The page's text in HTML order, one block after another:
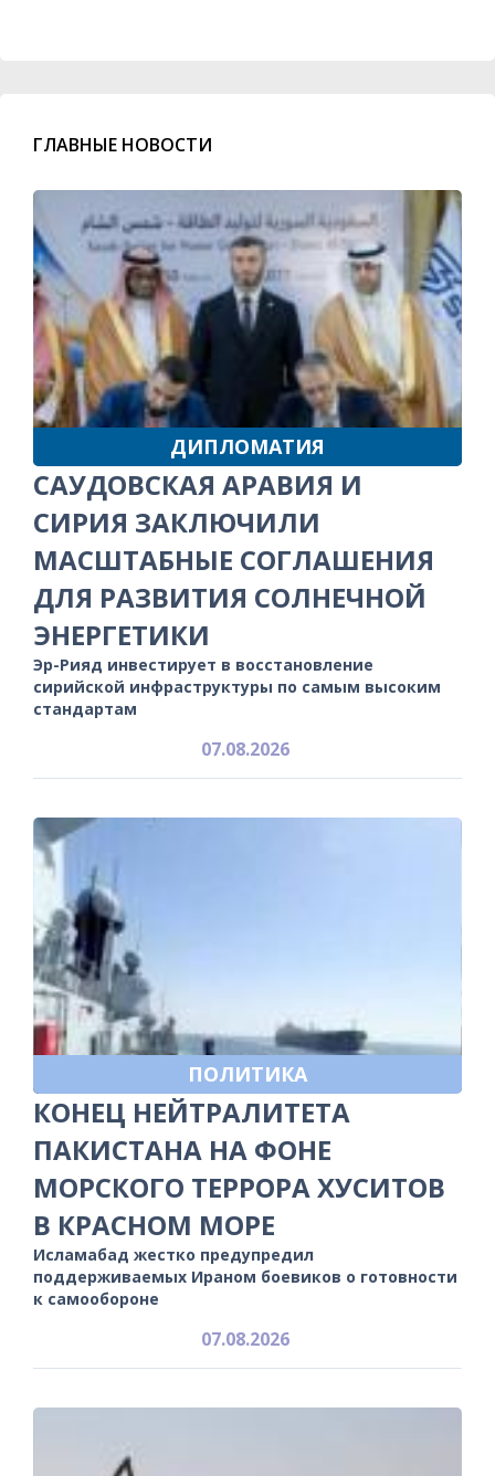
ГЛАВНЫЕ НОВОСТИ
ДИПЛОМАТИЯ
САУДОВСКАЯ АРАВИЯ И
СИРИЯ ЗАКЛЮЧИЛИ
МАСШТАБНЫЕ СОГЛАШЕНИЯ
ДЛЯ РАЗВИТИЯ СОЛНЕЧНОЙ
ЭНЕРГЕТИКИ
Эр-Рияд инвестирует в восстановление
сирийской инфраструктуры по самым высоким
стандартам
07.08.2026
ПОЛИТИКА
КОНЕЦ НЕЙТРАЛИТЕТА
ПАКИСТАНА НА ФОНЕ
МОРСКОГО ТЕРРОРА ХУСИТОВ
В КРАСНОМ МОРЕ
Исламабад жестко предупредил
поддерживаемых Ираном боевиков о готовности
к самообороне
07.08.2026